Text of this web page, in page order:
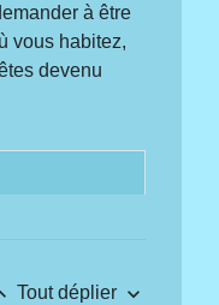
à être
vous habitez,
devenu
Tout déplier keyboard_arrow_down